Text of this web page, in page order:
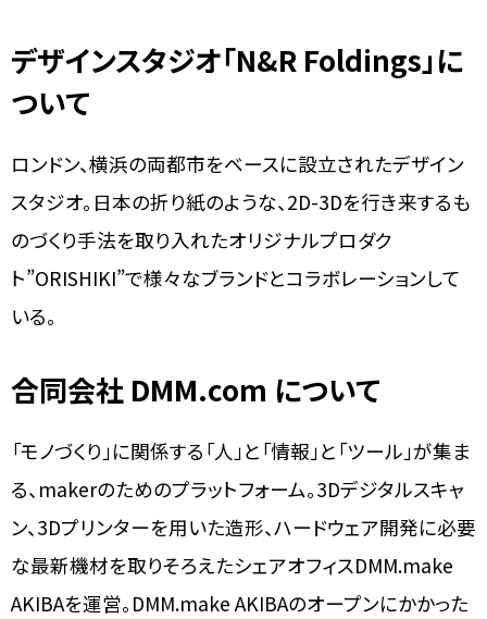
デザインスタジオ「N&R Foldings」に
ついて
ロンドン、横浜の両都市をベースに設立されたデザイン
スタジオ。日本の折り紙のような、2D-3Dを行き来するも
のづくり手法を取り入れたオリジナルプロダク
ト”ORISHIKI”で様々なブランドとコラボレーションして
いる。
合同会社 DMM.com について
「モノづくり」に関係する「人」と「情報」と「ツール」が集ま
る、makerのためのプラットフォーム。3Dデジタルスキャ
ン、3Dプリンターを用いた造形、ハードウェア開発に必要
な最新機材を取りそろえたシェアオフィスDMM.make
AKIBAを運営。DMM.make AKIBAのオープンにかかった